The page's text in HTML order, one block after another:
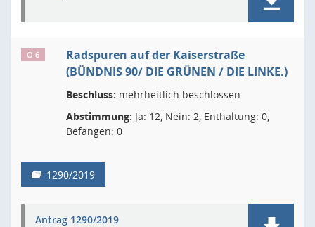
Ö 6
Radspuren auf der Kaiserstraße
(BÜNDNIS 90/ DIE GRÜNEN / DIE LINKE.)
Beschluss: mehrheitlich beschlossen
Abstimmung: Ja: 12, Nein: 2, Enthaltung: 0,
Befangen: 0
1290/2019
Antrag 1290/2019